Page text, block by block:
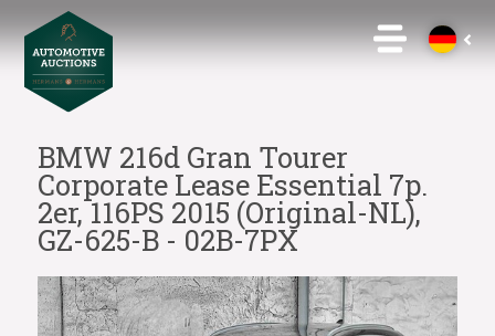
BMW 216d Gran Tourer
Corporate Lease Essential 7p.
2er, 116PS 2015 (Original-NL),
GZ-625-B - 02B-7PX